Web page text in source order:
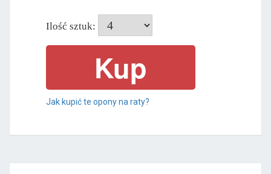
Ilość sztuk:
Jak kupić te opony na raty?